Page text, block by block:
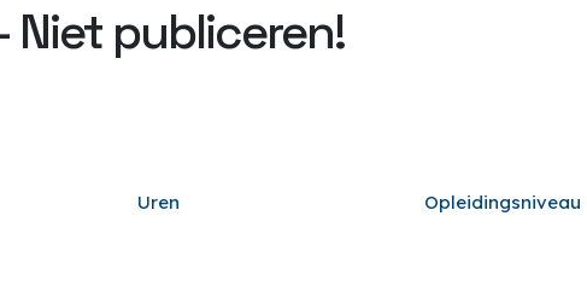
Niet publiceren!
Uren Opleidingsniveau